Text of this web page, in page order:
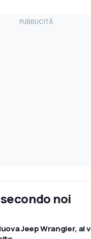
noi
Jeep Wrangler, al